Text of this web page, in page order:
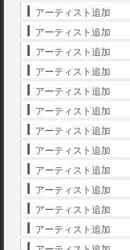
アーティスト追加
アーティスト追加
アーティスト追加
アーティスト追加
アーティスト追加
アーティスト追加
アーティスト追加
アーティスト追加
アーティスト追加
アーティスト追加
アーティスト追加
アーティスト追加